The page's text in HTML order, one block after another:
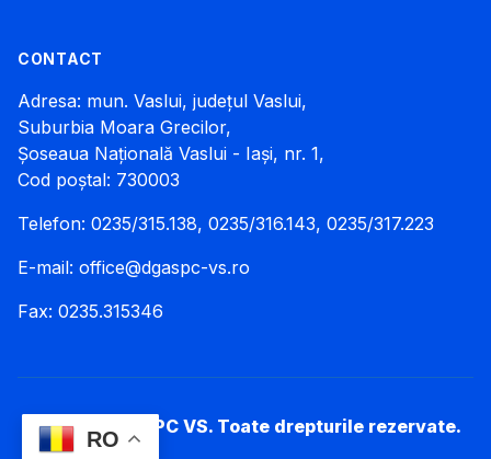
CONTACT
Adresa: mun. Vaslui, județul Vaslui,
Suburbia Moara Grecilor,
Șoseaua Națională Vaslui - Iași, nr. 1,
Cod poștal: 730003
Telefon: 0235/315.138, 0235/316.143, 0235/317.223
E-mail: office@dgaspc-vs.ro
Fax: 0235.315346
© 2026 DGASPC VS. Toate drepturile rezervate.
RO